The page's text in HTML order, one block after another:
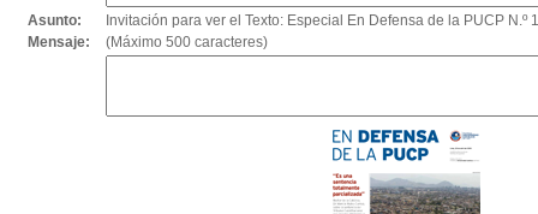
Asunto:
Invitación para ver el Texto: Especial En Defensa de la PUCP N.º 1
Mensaje:
(Máximo 500 caracteres)